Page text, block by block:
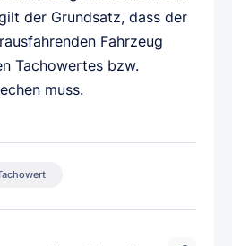
der Grundsatz, dass der
Fahrzeug
Tachowertes bzw.
muss.